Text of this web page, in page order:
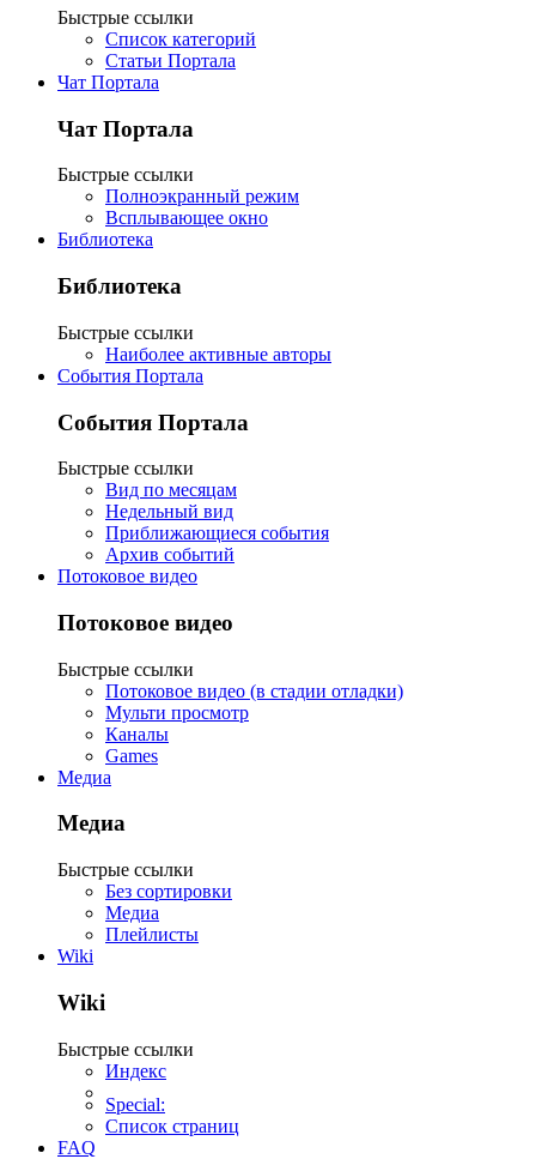
Быстрые ссылки
Список категорий
Статьи Портала
Чат Портала
Чат Портала
Быстрые ссылки
Полноэкранный режим
Всплывающее окно
Библиотека
Библиотека
Быстрые ссылки
Наиболее активные авторы
События Портала
События Портала
Быстрые ссылки
Вид по месяцам
Недельный вид
Приближающиеся события
Архив событий
Потоковое видео
Потоковое видео
Быстрые ссылки
Потоковое видео (в стадии отладки)
Мульти просмотр
Каналы
Games
Медиа
Медиа
Быстрые ссылки
Без сортировки
Медиа
Плейлисты
Wiki
Wiki
Быстрые ссылки
Индекс
Special:
Список страниц
FAQ